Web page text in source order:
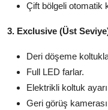
Çift bölgeli otomatik
3. Exclusive (Üst
Deri döşeme
Full LED farlar.
Elektrikli koltuk
Geri görüş